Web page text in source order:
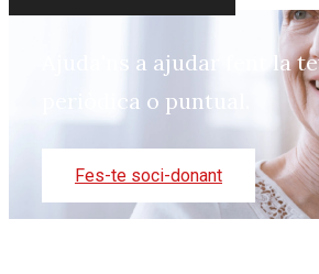
Ajuda'ns a ajudar fent la
periòdica o puntual.
Fes-te soci-donant